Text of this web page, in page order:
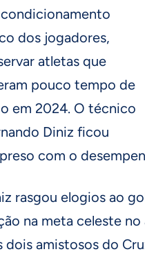
dos jogadores,
atletas que
pouco tempo de
em 2024. O técnico
Diniz ficou
com o
rasgou elogios ao
na meta celeste no
dois amistosos do